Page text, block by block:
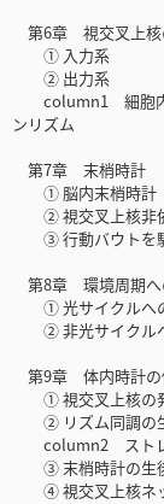
第6章 視交叉上核
① 入力系
② 出力系
column1 細胞内
ンリズム
第7章 末梢時計
① 脳内末梢時計
② 視交叉上核非
③ 行動バウトを
第8章 環境周期へ
① 光サイクルへ
② 非光サイクル
第9章 体内時計の
① 視交叉上核の
② リズム同調の
column2 ストレ
③ 末梢時計の生
④ 視交叉上核ネ